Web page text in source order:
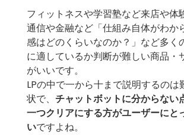
フィットネスや学習塾など来店や体
通信や金融など「仕組み自体がわか
感はどのくらいなのか？」など多く
に適しているか判断が難しい商品・
がいいです。
LPの中で一から十まで説明するのは
状で、 チャットボットに分からない
一つクリアにする方がユーザーにと
いですよね。